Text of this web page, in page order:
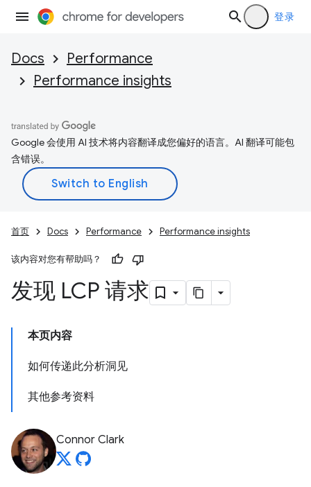
登录
Docs
Performance
Performance insights
Google 会使用 AI 技术将内容翻译成您偏好的语言。AI 翻译可能包
含错误。
首页 Docs Performance Performance insights
该内容对您有帮助吗？
发现 LCP 请求
本页内容
如何传递此分析洞见
其他参考资料
Connor Clark